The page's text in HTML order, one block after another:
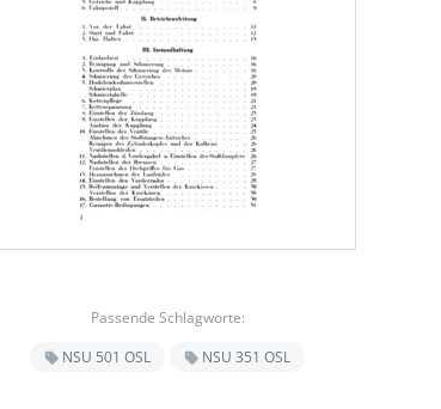
Passende Schlagworte:
NSU 501 OSL
NSU 351 OSL